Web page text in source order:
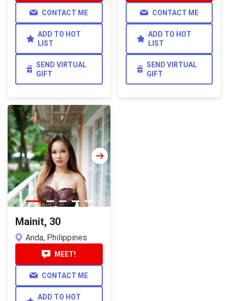
CONTACT ME
ADD TO HOT
LIST
SEND VIRTUAL
GIFT
CONTACT ME
ADD TO HOT
LIST
SEND VIRTUAL
GIFT
Mainit, 30
Anda, Philippines
MEET!
CONTACT ME
ADD TO HOT